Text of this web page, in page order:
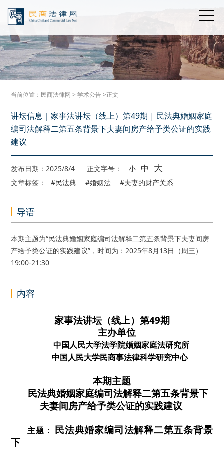
当前位置： 民商法律网 >学术公告>正文
讲坛信息｜家事法讲坛（线上）第49期 | 民法典婚姻家庭
编司法解释二第五条背景下夫妻间房产给予类公证的实践
建议
发布日期：2025/8/4 正文字号： 小 中 大
文章标签： #民法典 #婚姻法 #夫妻的财产关系
导语
本期主题为“民法典婚姻家庭编司法解释二第五条背景下夫妻间房
产给予类公证的实践建议”，时间为：2025年8月13日（周三）
19:00-21:30
内容
家事法讲坛（线上）第49期
主办单位
中国人民大学法学院婚姻家庭法研究所
中国人民大学民商事法律科学研究中心
本期主题
民法典婚姻家庭编司法解释二第五条背景下
夫妻间房产给予类公证的实践建议
主题：
民法典婚家编司法解释二第五条背景
下